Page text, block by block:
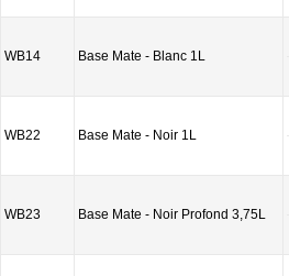
WB14 Base Mate - Blanc 1L
WB22 Base Mate - Noir 1L
WB23 Base Mate - Noir Profond 3,75L